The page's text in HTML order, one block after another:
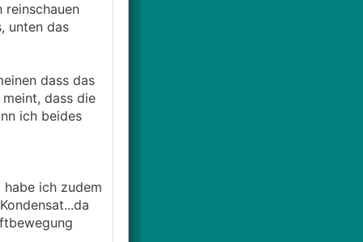
reinschauen
unten das
dass das
dass die
ich beides
ich zudem